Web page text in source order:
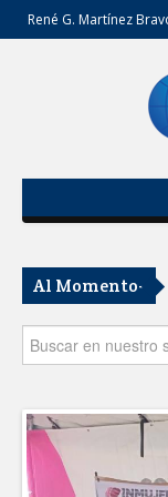
René G. Martínez
Al Momento-